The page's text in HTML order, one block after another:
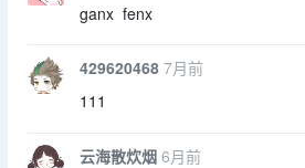
ganx fenx
429620468 7月前
111
云海散炊烟 6月前